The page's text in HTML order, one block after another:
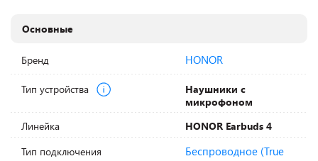
Основные
Бренд HONOR
Тип устройства
Наушники с
микрофоном
Линейка
HONOR Earbuds 4
Тип подключения
Беспроводное (True